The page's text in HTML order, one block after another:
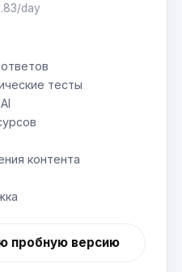
day
тесты
контента
пробную версию